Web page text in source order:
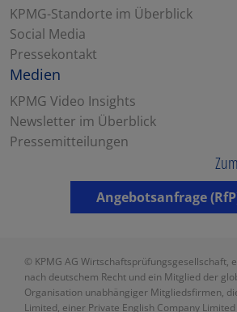
KPMG-Standorte im Überblick
Social Media
Pressekontakt
Medien
KPMG Video Insights
Newsletter im Überblick
Pressemitteilungen
Angebotsanfrage
© KPMG AG Wirtschaftsprüfungsgesellschaft,
nach deutschem Recht und ein Mitglied der
Organisation unabhängiger Mitgliedsfirmen,
Limited, einer Private English Company